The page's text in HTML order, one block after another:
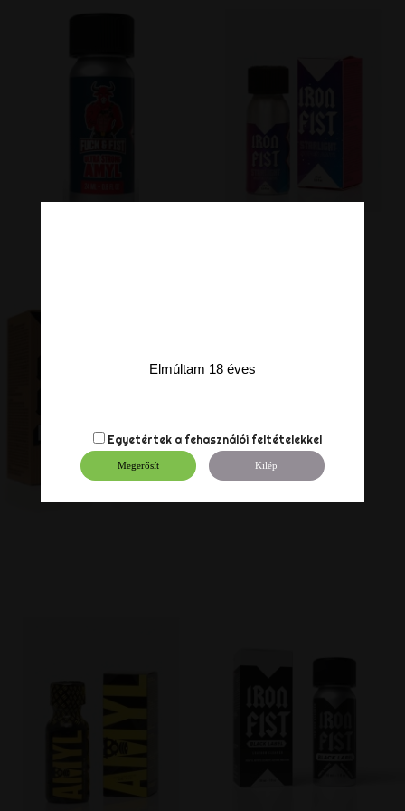
Elmúltam 18 éves
Egyetértek a fehasználói feltételekkel
Megerősít Kilép